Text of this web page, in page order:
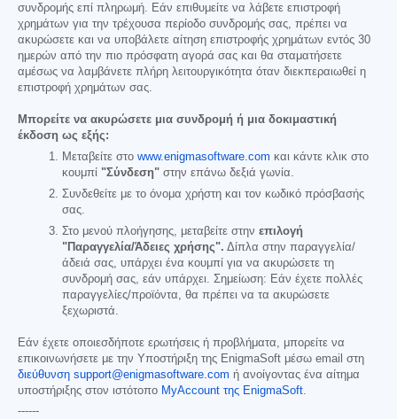
συνδρομής επί πληρωμή. Εάν επιθυμείτε να λάβετε επιστροφή
χρημάτων για την τρέχουσα περίοδο συνδρομής σας, πρέπει να
ακυρώσετε και να υποβάλετε αίτηση επιστροφής χρημάτων εντός 30
ημερών από την πιο πρόσφατη αγορά σας και θα σταματήσετε
αμέσως να λαμβάνετε πλήρη λειτουργικότητα όταν διεκπεραιωθεί η
επιστροφή χρημάτων σας.
Μπορείτε να ακυρώσετε μια συνδρομή ή μια δοκιμαστική
έκδοση ως εξής:
Μεταβείτε στο www.enigmasoftware.com και κάντε κλικ στο
κουμπί "Σύνδεση" στην επάνω δεξιά γωνία.
Συνδεθείτε με το όνομα χρήστη και τον κωδικό πρόσβασής
σας.
Στο μενού πλοήγησης, μεταβείτε στην επιλογή
"Παραγγελία/Άδειες χρήσης". Δίπλα στην παραγγελία/
άδειά σας, υπάρχει ένα κουμπί για να ακυρώσετε τη
συνδρομή σας, εάν υπάρχει. Σημείωση: Εάν έχετε πολλές
παραγγελίες/προϊόντα, θα πρέπει να τα ακυρώσετε
ξεχωριστά.
Εάν έχετε οποιεσδήποτε ερωτήσεις ή προβλήματα, μπορείτε να
επικοινωνήσετε με την Υποστήριξη της EnigmaSoft μέσω email στη
διεύθυνση support@enigmasoftware.com ή ανοίγοντας ένα αίτημα
υποστήριξης στον ιστότοπο MyAccount της EnigmaSoft.
------